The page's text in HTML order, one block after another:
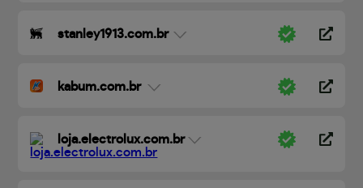
stanley1913.com.br
kabum.com.br
loja.electrolux.com.br